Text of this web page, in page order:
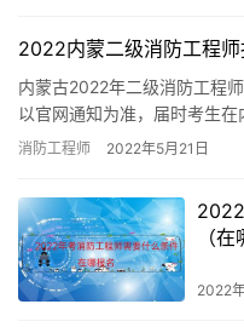
2022内蒙二级消防工程师
内蒙古2022年二级消防工程
以官网通知为准，届时考生
二级消防工程师报考条件 1、
消防工程师 2022年5月21日
（在
2022